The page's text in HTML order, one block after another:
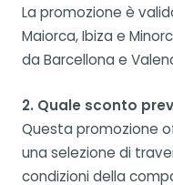
La promozione è
Maiorca, Ibiza e
da Barcellona e
2. Quale sconto
Questa promozione
una selezione di
condizioni della